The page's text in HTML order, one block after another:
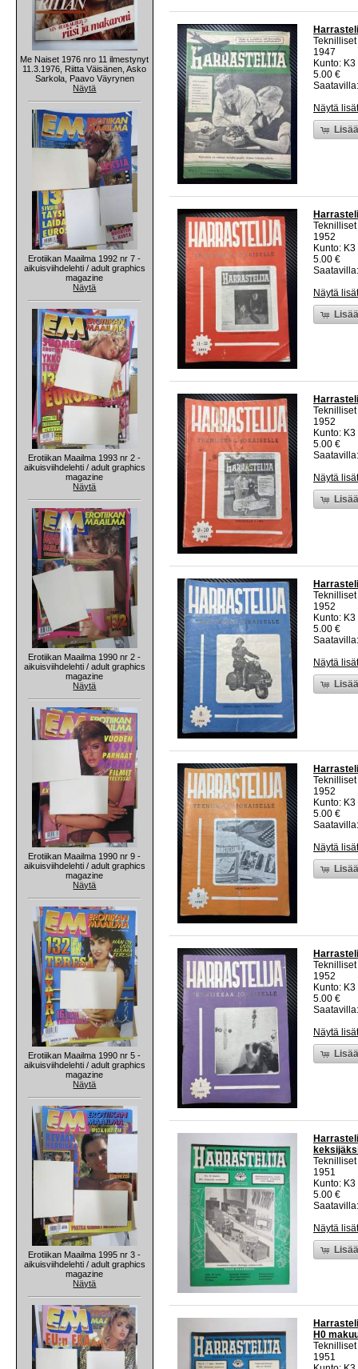
Me Naiset 1976 nro 11 ilmestynyt
11.3.1976, Riitta Väisänen, Asko
Sarkola, Paavo Väyrynen
Näytä
Erotiikan Maailma 1992 nr 7 -
aikuisviihdelehti / adult graphics
magazine
Näytä
Erotiikan Maailma 1993 nr 2 -
aikuisviihdelehti / adult graphics
magazine
Näytä
Erotiikan Maailma 1990 nr 2 -
aikuisviihdelehti / adult graphics
magazine
Näytä
Erotiikan Maailma 1990 nr 9 -
aikuisviihdelehti / adult graphics
magazine
Näytä
Erotiikan Maailma 1990 nr 5 -
aikuisviihdelehti / adult graphics
magazine
Näytä
Erotiikan Maailma 1995 nr 3 -
aikuisviihdelehti / adult graphics
magazine
Näytä
1947
Kunto:
5.00 €
Näytä
1952
Kunto:
5.00 €
Näytä
1952
Kunto:
5.00 €
Näytä
1952
Kunto:
5.00 €
Näytä
1952
Kunto:
5.00 €
Näytä
1952
Kunto:
5.00 €
Näytä
1951
Kunto:
5.00 €
Näytä
H0
1951